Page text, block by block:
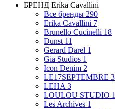
БРЕНД Erika Cavallini
Все бренды 290
Erika Cavallini 7
Brunello Cucinelli 18
Dunst 11
Gerard Darel 1
Gia Studios 1
Icon Denim 2
LE17SEPTEMBRE 3
LEHA 3
LOULOU STUDIO 1
Les Archives 1